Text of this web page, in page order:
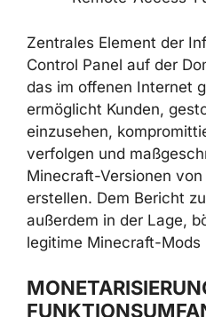
Zentrales Element der
Control Panel auf der
das im offenen Internet
ermöglicht Kunden,
einzusehen,
verfolgen und
Minecraft-Versionen von
erstellen. Dem Bericht
außerdem in der Lage,